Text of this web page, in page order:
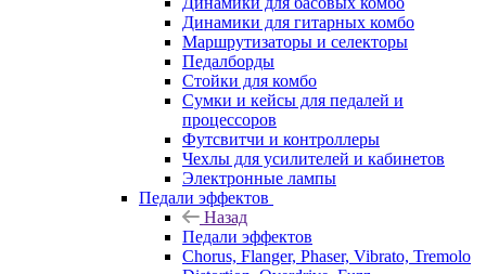
Динамики для гитарных комбо
Маршрутизаторы и селекторы
Педалборды
Стойки для комбо
Сумки и кейсы для педалей и
процессоров
Футсвитчи и контроллеры
Чехлы для усилителей и кабинетов
Электронные лампы
Педали эффектов
Назад
Педали эффектов
Chorus, Flanger, Phaser, Vibrato, Tremolo